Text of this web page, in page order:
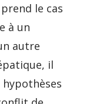
le cas
à un
autre
il